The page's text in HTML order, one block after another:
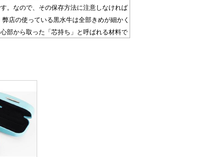
。なので、その保存方法に注意しなければ
店の使っている黒水牛は全部きめが細かく
部から取った「芯持ち」と呼ばれる材料で
性をバランスよく持っている印材で、丈夫
きの良さに非常に優れていますから、印鑑
適しています。